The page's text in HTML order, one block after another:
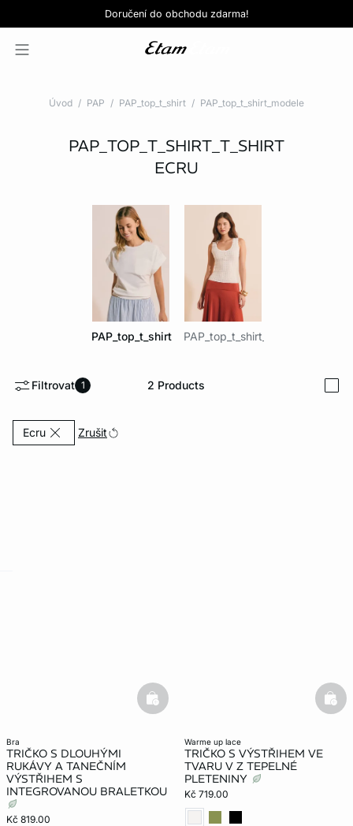
Doručení do obchodu zdarma!
SLEVY: kupte si 3, zaplaťte za 2*KOUPIT NYNÍ
Love EDIT: podprsenka + kalhotky za 999 Kč
Úvod PAP PAP_top_t_shirt PAP_top_t_shirt_modele
PAP_TOP_T_SHIRT_T_SHIRT
ECRU
PAP_top_t_shirt_t_shirtPAP_top_t_shirt_debardeur
Filtrovat 1 2 Products
EcruCurrently Refined by Barva: Ecru
Zrušit
bra
TRIČKO S DLOUHÝMI
RUKÁVY A TANEČNÍM
VÝSTŘIHEM S
INTEGROVANOU BRALETKOU
Kč 819.00
basketfull
warme up lace
TRIČKO S VÝSTŘIHEM VE
TVARU V Z TEPELNÉ
PLETENINY
Kč 719.00